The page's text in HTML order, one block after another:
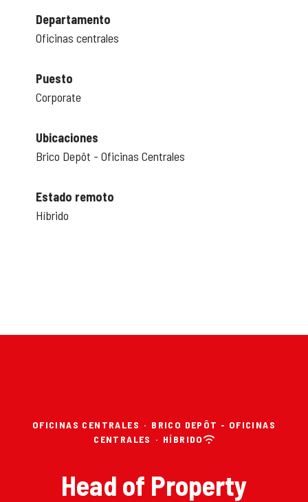
Departamento
Oficinas centrales
Puesto
Corporate
Ubicaciones
Brico Depôt - Oficinas Centrales
Estado remoto
Híbrido
OFICINAS CENTRALES · BRICO DEPÔT - OFICINAS
CENTRALES · HÍBRIDO
Head of Property